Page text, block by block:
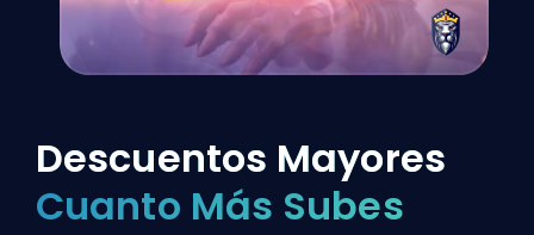
Descuentos Mayores
Cuanto Más Subes